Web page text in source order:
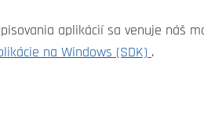
aplikácií sa venuje náš
na Windows (SDK) .